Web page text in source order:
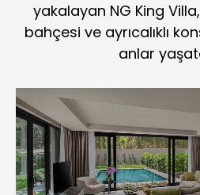
yakalayan NG King
bahçesi ve ayrıcalıklı
anlar